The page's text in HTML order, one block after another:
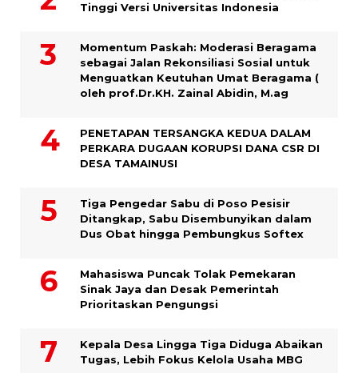
Tinggi Versi Universitas Indonesia
Momentum Paskah: Moderasi Beragama
sebagai Jalan Rekonsiliasi Sosial untuk
Menguatkan Keutuhan Umat Beragama (
oleh prof.Dr.KH. Zainal Abidin, M.ag
PENETAPAN TERSANGKA KEDUA DALAM
PERKARA DUGAAN KORUPSI DANA CSR DI
DESA TAMAINUSI
Tiga Pengedar Sabu di Poso Pesisir
Ditangkap, Sabu Disembunyikan dalam
Dus Obat hingga Pembungkus Softex
Mahasiswa Puncak Tolak Pemekaran
Sinak Jaya dan Desak Pemerintah
Prioritaskan Pengungsi
Kepala Desa Lingga Tiga Diduga Abaikan
Tugas, Lebih Fokus Kelola Usaha MBG